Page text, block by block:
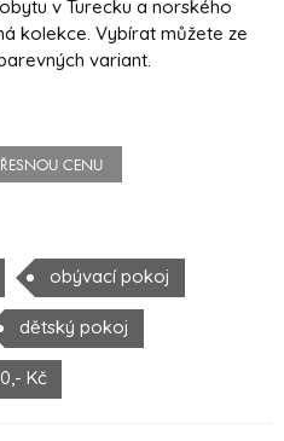
v Turecku a norského
kolekce. Vybírat můžete ze
variant.
CENU
obývací pokoj
dětský pokoj
Kč